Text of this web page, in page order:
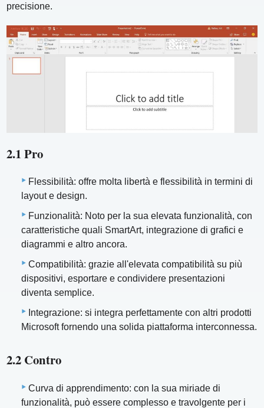
precisione.
2.1 Pro
Flessibilità: offre molta libertà e flessibilità in termini di
layout e design.
Funzionalità: Noto per la sua elevata funzionalità, con
caratteristiche quali SmartArt, integrazione di grafici e
diagrammi e altro ancora.
Compatibilità: grazie all'elevata compatibilità su più
dispositivi, esportare e condividere presentazioni
diventa semplice.
Integrazione: si integra perfettamente con altri prodotti
Microsoft fornendo una solida piattaforma interconnessa.
2.2 Contro
Curva di apprendimento: con la sua miriade di
funzionalità, può essere complesso e travolgente per i